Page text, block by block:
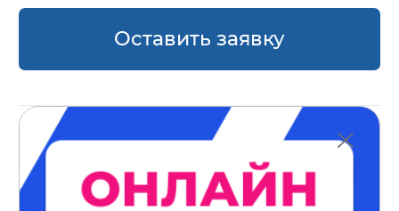
Оставить заявку